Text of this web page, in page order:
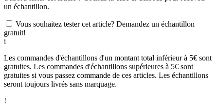
un échantillon.
Vous souhaitez tester cet article? Demandez un échantillon
gratuit!
i
Les commandes d'échantillons d'un montant total inférieur à 5€ sont
gratuites. Les commandes d'échantillons supérieures à 5€ sont
gratuites si vous passez commande de ces articles. Les échantillons
seront toujours livrés sans marquage.
!